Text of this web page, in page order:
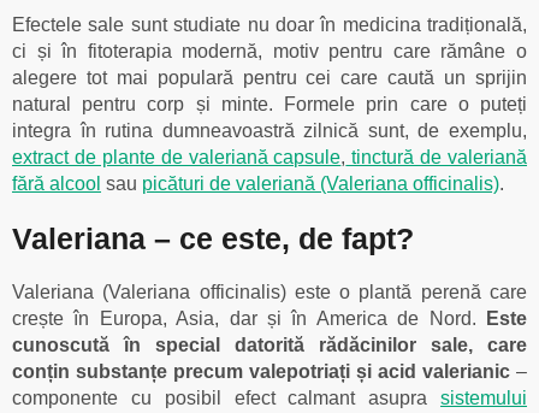
Efectele sale sunt studiate nu doar în medicina tradițională,
ci și în fitoterapia modernă, motiv pentru care rămâne o
alegere tot mai populară pentru cei care caută un sprijin
natural pentru corp și minte. Formele prin care o puteți
integra în rutina dumneavoastră zilnică sunt, de exemplu,
extract de plante de valeriană capsule, tinctură de valeriană
fără alcool sau picături de valeriană (Valeriana officinalis).
Valeriana – ce este, de fapt?
Valeriana (Valeriana officinalis) este o plantă perenă care
crește în Europa, Asia, dar și în America de Nord.
Este
cunoscută în special datorită rădăcinilor sale, care
conțin substanțe precum valepotriați și acid valerianic –
componente cu posibil efect calmant asupra sistemului